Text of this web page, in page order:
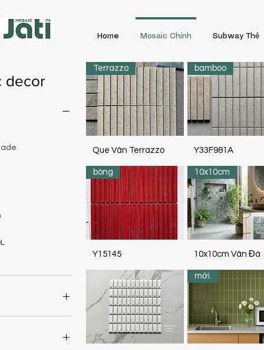
Home Mosaic Chính Subway Thẻ
decor
Terrazzo
Que Vân Terrazzo
bamboo
Y33F981A
bóng
Y15145
10x10cm
10x10cm Vân Đá
mới.